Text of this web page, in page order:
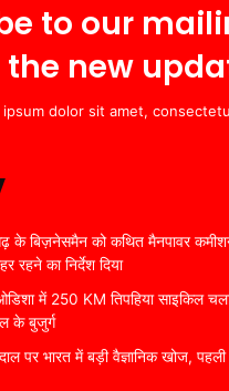
to our
new
ipsum dolor sit amet,
के बिज़नेसमैन को कथित मैनपावर
रहने का निर्देश दिया
में 250 KM तिपहिया साइकिल
के बुजुर्ग
पर भारत में बड़ी वैज्ञानिक खोज,